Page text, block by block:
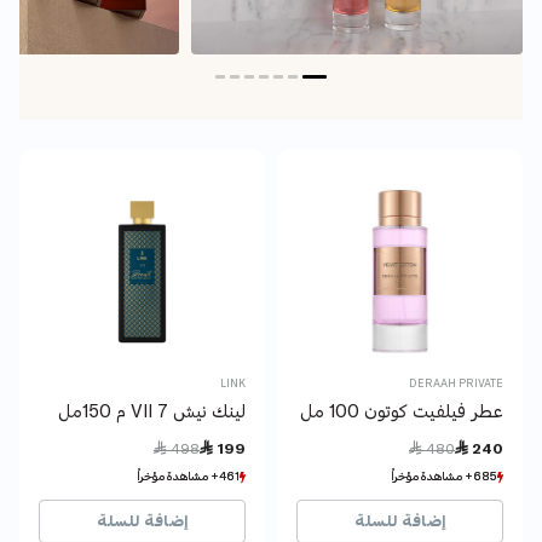
DERAAH PRIVATE
عطر فيلفيت كوتون 100 مل
 240
Price reduced from
 480
685+ مشاهدة مؤخراً
197+ بيع مؤخراً
685+ مشاهدة مؤخراً
197+ بيع مؤخراً
إضافة للسلة
LINK
لينك نيش 7 VII م 150مل
 199
Price reduced from
 498
461+ مشاهدة مؤخراً
109+ بيع مؤخراً
461+ مشاهدة مؤخراً
109+ بيع مؤخراً
إضافة للسلة